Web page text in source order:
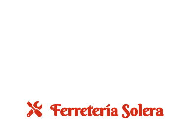
Ferretería Solera